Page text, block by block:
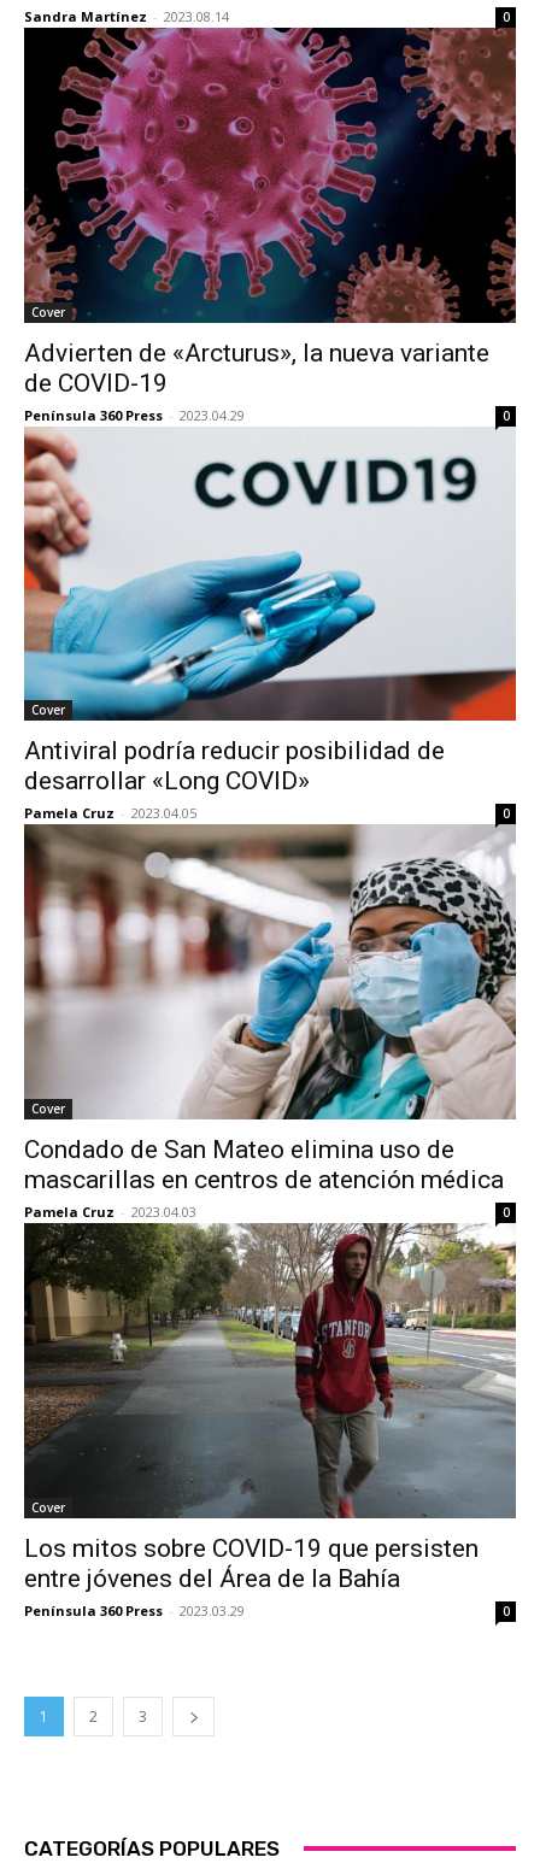
Sandra Martínez - 2023.08.14 0
Cover
Advierten de «Arcturus», la nueva variante
de COVID-19
Península 360 Press - 2023.04.29 0
Cover
Antiviral podría reducir posibilidad de
desarrollar «Long COVID»
Pamela Cruz - 2023.04.05 0
Cover
Condado de San Mateo elimina uso de
mascarillas en centros de atención médica
Pamela Cruz - 2023.04.03 0
Cover
Los mitos sobre COVID-19 que persisten
entre jóvenes del Área de la Bahía
Península 360 Press - 2023.03.29 0
1 2 3
CATEGORÍAS POPULARES